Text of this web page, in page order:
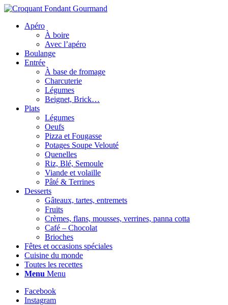
Apéro
À boire
Avec l’apéro
Boulange
Entrée
À base de fromage
Charcuterie
Légumes
Beignet, Brick…
Plats
Légumes
Oeufs
Pizza et Fougasse
Potages Soupe Velouté
Quenelles
Riz, Blé, Semoule
Viande et volaille
Pâté & Terrines
Desserts
Gâteaux, tartes, entremets
Fruits
Crèmes, flans, mousses, verrines, panna cotta
Café – Chocolat
Brioches
Fêtes et occasions spéciales
Cuisine du monde
Toutes les recettes
Menu Menu
Facebook
Instagram